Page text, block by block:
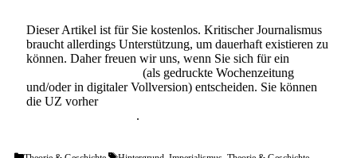
Dieser Artikel ist für Sie kostenlos. Kritischer Journalismus
braucht allerdings Unterstützung, um dauerhaft existieren zu
können. Daher freuen wir uns, wenn Sie sich für ein
(als gedruckte Wochenzeitung
und/oder in digitaler Vollversion) entscheiden. Sie können
die UZ vorher
.